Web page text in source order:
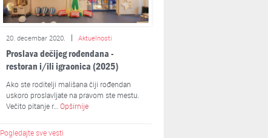
20. decembar 2020. Aktuelnosti
Proslava dečijeg rođendana -
restoran i/ili igraonica (2025)
Ako ste roditelji mališana čiji rođendan
uskoro proslavljate na pravom ste mestu.
Večito pitanje r… Opširnije
Pogledajte sve vesti